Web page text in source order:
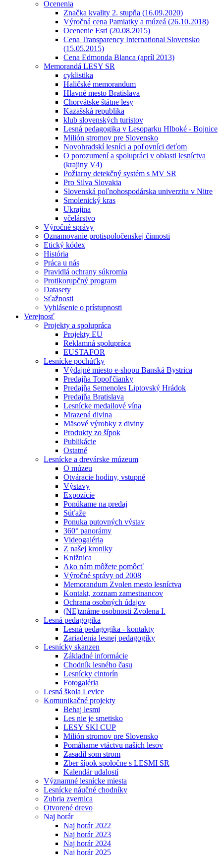
Ocenenia
Značka kvality 2. stupňa (16.09.2020)
Výročná cena Pamiatky a múzeá (26.10.2018)
Ocenenie Esri (20.08.2015)
Cena Transparency International Slovensko
(15.05.2015)
Cena Edmonda Blanca (apríl 2013)
Memorandá LESY SR
cyklistika
Haličské memorandum
Hlavné mesto Bratislava
Chorvátske štátne lesy
Kazašská republika
klub slovenských turistov
Lesná pedagogika v Lesoparku Hlboké - Bojnice
Milión stromov pre Slovensko
Novohradskí lesníci a poľovníci deťom
O porozumení a spolupráci v oblasti lesníctva
(krajiny V4)
Požiarny detekčný systém s MV SR
Pro Silva Slovakia
Slovenská poľnohospodárska univerzita v Nitre
Smolenický kras
Ukrajina
včelárstvo
Výročné správy
Oznamovanie protispoločenskej činnosti
Etický kódex
História
Práca u nás
Pravidlá ochrany súkromia
Protikorupčný program
Datasety
Sťažnosti
Vyhlásenie o prístupnosti
Verejnosť
Projekty a spolupráca
Projekty EU
Reklamná spolupráca
EUSTAFOR
Lesnícke pochúťky
Výdajné miesto e-shopu Banská Bystrica
Predajňa Topoľčianky
Predajňa Semenoles Liptovský Hrádok
Predajňa Bratislava
Lesnícke medailové vína
Mrazená divina
Mäsové výrobky z diviny
Produkty zo šípok
Publikácie
Ostatné
Lesnícke a drevárske múzeum
O múzeu
Otváracie hodiny, vstupné
Výstavy
Expozície
Ponúkame na predaj
Súťaže
Ponuka putovných výstav
360° panorámy
Videogaléria
Z našej kroniky
Knižnica
Ako nám môžete pomôcť
Výročné správy od 2008
Memorandum Zvolen mesto lesníctva
Kontakt, zoznam zamestnancov
Ochrana osobných údajov
(NE)známe osobnosti Zvolena I.
Lesná pedagogika
Lesná pedagogika - kontakty
Zariadenia lesnej pedagogiky
Lesnícky skanzen
Základné informácie
Chodník lesného času
Lesnícky cintorín
Fotogaléria
Lesná škola Levice
Komunikačné projekty
Behaj lesmi
Les nie je smetisko
LESY SKI CUP
Milión stromov pre Slovensko
Pomáhame vtáctvu našich lesov
Zasadil som strom
Zber šípok spoločne s LESMI SR
Kalendár udalostí
Významné lesnícke miesta
Lesnícke náučné chodníky
Zubria zvernica
Otvorené drevo
Naj horár
Naj horár 2022
Naj horár 2023
Naj horár 2024
Naj horár 2025